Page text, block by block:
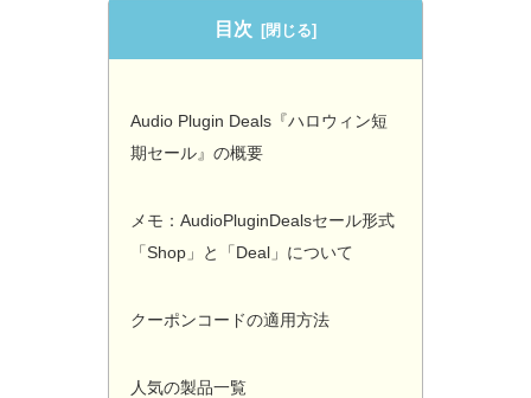
目次
Audio Plugin Deals『ハロウィン短
期セール』の概要
メモ：AudioPluginDealsセール形式
「Shop」と「Deal」について
クーポンコードの適用方法
人気の製品一覧